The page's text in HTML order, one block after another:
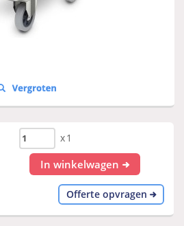
x1
In winkelwagen
Offerte opvragen